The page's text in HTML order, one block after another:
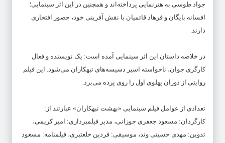
جواد طوسی به هنرنمایی پرداخته‌اند و همچنین در این اثر سینمایی؛
افسانه بایگان و فرهاد قائمیان با نقش آفرینی خود، حضور افتخاری
دارند.
در خلاصه داستان این اثر سینمایی آمده است: یک نویسنده و فعال
کارگرى جوان، ناخواسته اسیر دسیسه‌هاى تبهکاران مى‌شود. این فیلم
روایتی از دوران پهلوی اول را روی پرده می‌برد.
تعدادی از عوامل فیلم سینمایی «بهشت تبهکاران» عبارتند از:
کارگردان: مسعود جعفری جوزانی، مدیر فیلمبرداری: امیر کریمی،
تدوین: مهدی حسینی ‌وند، موسیقی: فردین خلعتبری، فیلمنامه: مسعود